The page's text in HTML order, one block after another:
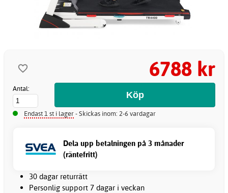
6788 kr
Antal:
Endast 1 st i lager- Skickas inom: 2-6 vardagar
Dela upp betalningen på 3 månader
(räntefritt)
30 dagar returrätt
Personlig support 7 dagar i veckan